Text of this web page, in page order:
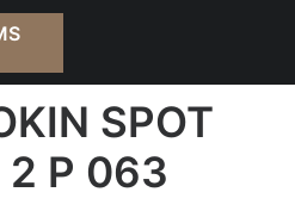
SPOT
2 P 063